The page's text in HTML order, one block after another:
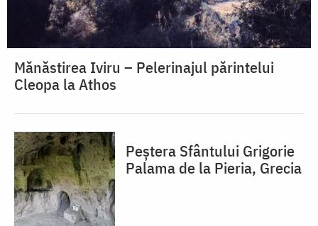
Mănăstirea Iviru – Pelerinajul părintelui
Cleopa la Athos
Peștera Sfântului Grigorie
Palama de la Pieria, Grecia